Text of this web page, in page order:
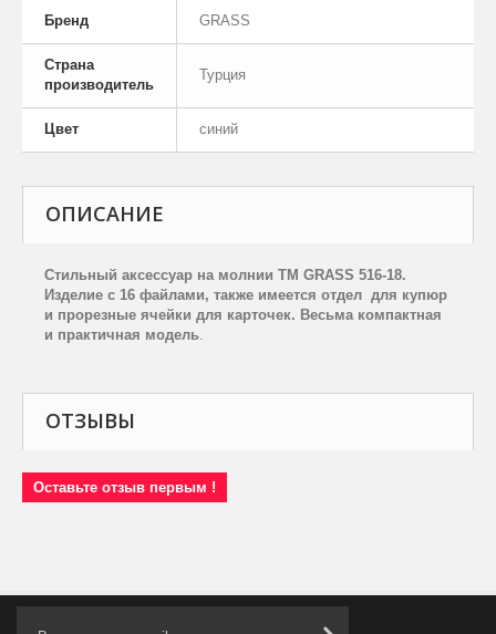
Бренд GRASS
Страна
производитель
Турция
Цвет синий
ОПИСАНИЕ
Стильный аксессуар на молнии TM GRASS 516-18.
Изделие с 16 файлами, также имеется отдел для купюр
и прорезные ячейки для карточек. Весьма компактная
и практичная модель.
ОТЗЫВЫ
Оставьте отзыв первым !